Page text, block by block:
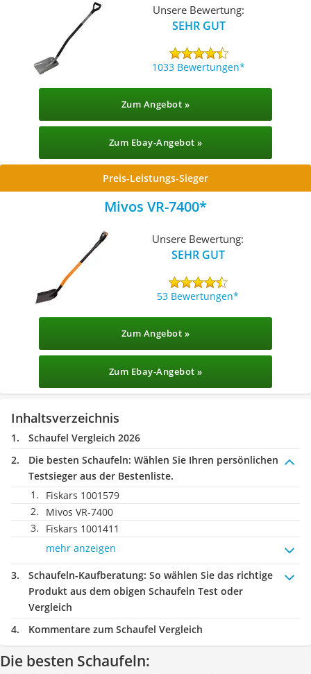
Unsere Bewertung:
SEHR GUT
1033 Bewertungen
Zum Angebot »
Zum Ebay-Angebot »
Preis-Leistungs-Sieger
Mivos ‎VR-7400
Unsere Bewertung:
SEHR GUT
53 Bewertungen
Zum Angebot »
Zum Ebay-Angebot »
Inhaltsverzeichnis
Schaufel Vergleich 2026
Die besten Schaufeln: Wählen Sie Ihren persönlichen
Testsieger aus der Bestenliste.
Fiskars 1001579
Mivos ‎VR-7400
Fiskars 1001411
mehr anzeigen
Schaufeln-Kaufberatung: So wählen Sie das richtige
Produkt aus dem obigen Schaufeln Test oder
Vergleich
Kommentare zum Schaufel Vergleich
Die besten Schaufeln: